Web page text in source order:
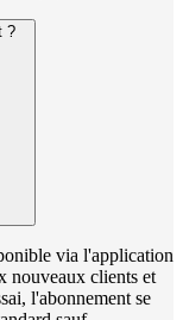
?
via l'application
nouveaux clients et
l'abonnement se